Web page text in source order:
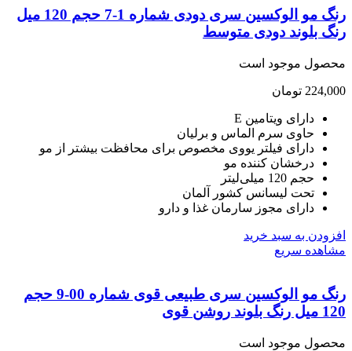
رنگ مو الوکسین سری دودی شماره 1-7 حجم 120 میل
بلوند دودی متوسط
موجود است
تومان
دارای ویتامین E
حاوی سرم الماس و برلیان
دارای فیلتر یووی مخصوص برای محافظت بیشتر از مو
درخشان کننده مو
حجم 120 میلی‌لیتر
تحت لیسانس کشور آلمان
دارای مجوز سارمان غذا و دارو
به سبد خرید
سریع
رنگ مو الوکسین سری طبیعی قوی شماره 00-9 حجم
قوی
موجود است